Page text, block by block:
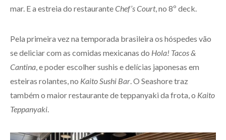
mar. E a estreia do restauranteChef’s Court, no 8º deck.
Pela primeira vez na temporada brasileira os hóspedes vão
se deliciar com as comidas mexicanas do Hola! Tacos &
Cantina , e poder escolher sushis e delícias japonesas em
esteiras rolantes, no Kaito Sushi Bar . O Seashore traz
também o maior restaurante de teppanyaki da frota, o Kaito
Teppanyaki